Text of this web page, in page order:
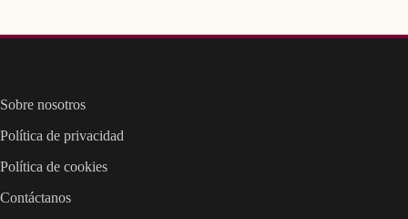
Sobre nosotros
Política de privacidad
Política de cookies
Contáctanos